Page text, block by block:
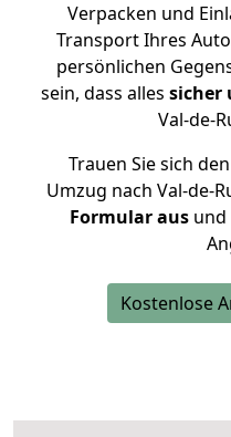
Verpacken und
Transport Ihres
persönlichen
sein, dass alles sicher
Val-de-
Trauen Sie sich
Umzug nach Val-de-
Formular ausund
Kostenlose